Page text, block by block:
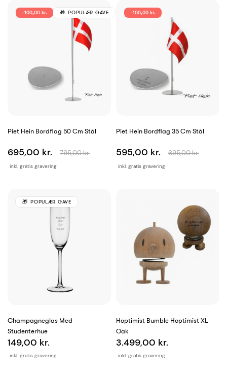
Piet Hein Bordflag 50 Cm Stål
inkl. gratis gravering
695,00 kr. 795,00 kr.
-100,00 kr. POPULÆR GAVE
Piet Hein Bordflag 35 Cm Stål
inkl. gratis gravering
595,00 kr. 695,00 kr.
-100,00 kr.
Champagneglas Med
Studenterhue
inkl. gratis gravering
149,00 kr.
POPULÆR GAVE
Hoptimist Bumble Hoptimist XL
Oak
inkl. gratis gravering
3.499,00 kr.